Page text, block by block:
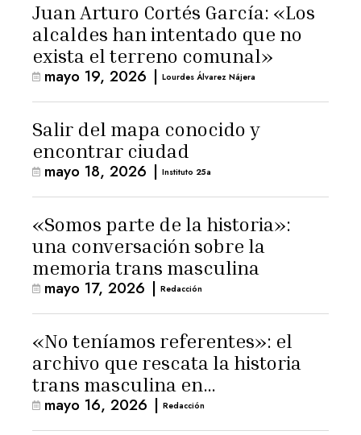
Juan Arturo Cortés García: «Los
alcaldes han intentado que no
exista el terreno comunal»
mayo 19, 2026 | Lourdes Álvarez Nájera
Salir del mapa conocido y
encontrar ciudad
mayo 18, 2026 | Instituto 25a
«Somos parte de la historia»:
una conversación sobre la
memoria trans masculina
mayo 17, 2026 | Redacción
«No teníamos referentes»: el
archivo que rescata la historia
trans masculina en
Latinoamérica
mayo 16, 2026 | Redacción